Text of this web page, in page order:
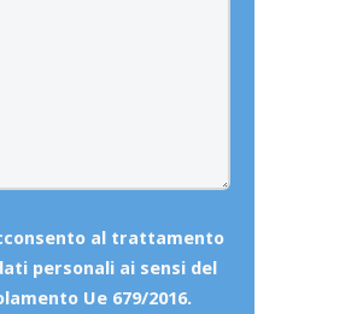
al trattamento
personali ai sensi del
Ue 679/2016.